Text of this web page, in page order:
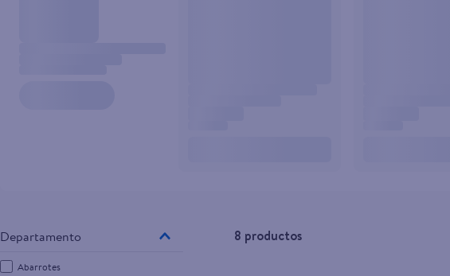
Abarrotes
8 productos